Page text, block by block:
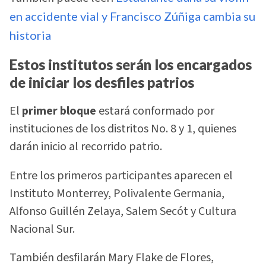
en accidente vial y Francisco Zúñiga cambia su
historia
Estos institutos serán los encargados
de iniciar los desfiles patrios
El primer bloque estará conformado por
instituciones de los distritos No. 8 y 1, quienes
darán inicio al recorrido patrio.
Entre los primeros participantes aparecen el
Instituto Monterrey, Polivalente Germania,
Alfonso Guillén Zelaya, Salem Secót y Cultura
Nacional Sur.
También desfilarán Mary Flake de Flores,